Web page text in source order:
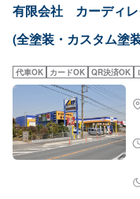
【4】仕上がり次第納車『パ
く付けられない、そんなご
ネットでご購入いただいたパ
用意しています。お車の作業
客様にご負担いただいており
18:00定休日：日・祝・第一
しっかり色合わせを実施い
いただけます。
有限会社 カーディレ
(全塗装・カスタム塗
代車OK カードOK QR決済OK